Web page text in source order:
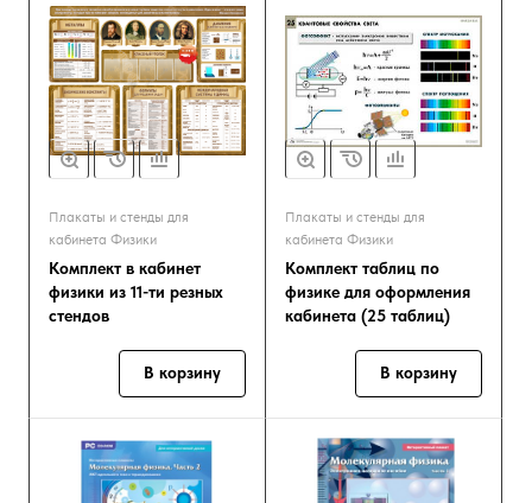
Плакаты и стенды для
кабинета Физики
Комплект в кабинет
физики из 11-ти резных
стендов
В корзину
Плакаты и стенды для
кабинета Физики
Комплект таблиц по
физике для оформления
кабинета (25 таблиц)
В корзину